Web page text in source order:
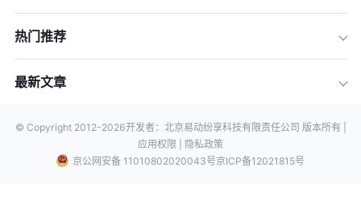
热门推荐
最新文章
© Copyright 2012-2026开发者：北京易动纷享科技有限责任公司 版本所有 |
应用权限 |
隐私政策
京公网安备 11010802020043号京ICP备12021815号